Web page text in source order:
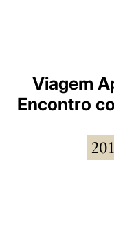
Viagem
Encontro